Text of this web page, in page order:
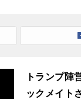
トランプ陣
ックメイト